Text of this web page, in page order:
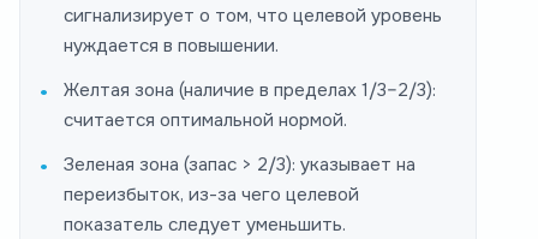
сигнализирует о том, что целевой уровень
нуждается в повышении.
Желтая зона (наличие в пределах 1/3–2/3):
считается оптимальной нормой.
Зеленая зона (запас > 2/3): указывает на
переизбыток, из-за чего целевой
показатель следует уменьшить.